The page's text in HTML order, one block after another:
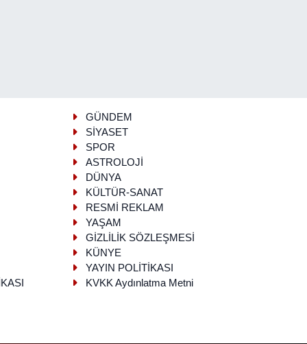
GÜNDEM
SİYASET
SPOR
ASTROLOJİ
DÜNYA
KÜLTÜR-SANAT
RESMİ REKLAM
YAŞAM
GİZLİLİK SÖZLEŞMESİ
KÜNYE
YAYIN POLİTİKASI
KVKK Aydınlatma Metni